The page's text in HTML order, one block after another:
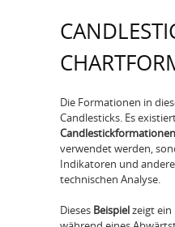
Die Formationen in
Candlesticks. Es
Candlestickformationen
verwendet werden,
Indikatoren und
technischen Analyse.
Dieses Beispielzeigt